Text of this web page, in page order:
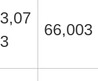
3,07
3
66,003